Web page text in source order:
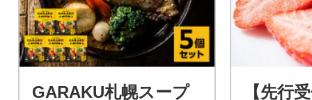
GARAKU札幌スープ
【先行